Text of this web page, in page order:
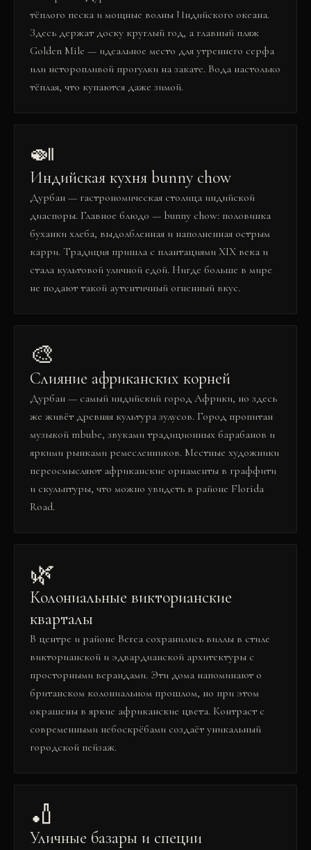
тёплого песка и мощные волны Индийского океана.
Здесь держат доску круглый год, а главный пляж
Golden Mile — идеальное место для утреннего серфа
или неторопливой прогулки на закате. Вода настолько
тёплая, что купаются даже зимой.
🍛
Индийская кухня bunny chow
Дурбан — гастрономическая столица индийской
диаспоры. Главное блюдо — bunny chow: половинка
буханки хлеба, выдолбленная и наполненная острым
карри. Традиция пришла с плантациями XIX века и
стала культовой уличной едой. Нигде больше в мире
не подают такой аутентичный огненный вкус.
🎨
Слияние африканских корней
Дурбан — самый индийский город Африки, но здесь
же живёт древняя культура зулусов. Город пропитан
музыкой mbube, звуками традиционных барабанов и
яркими рынками ремесленников. Местные художники
переосмысляют африканские орнаменты в граффити
и скульптуры, что можно увидеть в районе Florida
Road.
🌿
Колониальные викторианские
кварталы
В центре и районе Berea сохранились виллы в стиле
викторианской и эдвардианской архитектуры с
просторными верандами. Эти дома напоминают о
британском колониальном прошлом, но при этом
окрашены в яркие африканские цвета. Контраст с
современными небоскрёбами создаёт уникальный
городской пейзаж.
🏏
Уличные базары и специи